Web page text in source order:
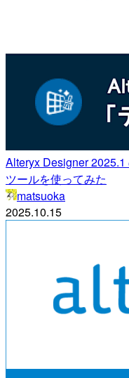
Alteryx Designer 2025.1
ツールを使ってみた
matsuoka
2025.10.15